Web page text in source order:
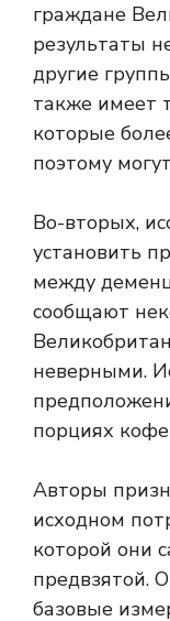
граждане
результаты
другие
также имеет
которые
поэтому
Во-вторых,
установить
между
сообщают
неверными.
порциях
Авторы
исходном
которой они
предвзятой.
базовые